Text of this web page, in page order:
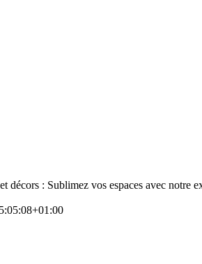
décors : Sublimez vos espaces avec notre